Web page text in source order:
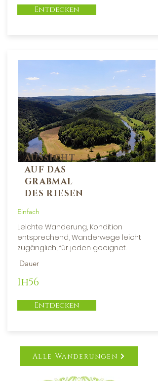
Entdecken
AUSSICHT
AUF DAS
GRABMAL
DES RIESEN
Einfach
Leichte Wanderung, Kondition
entsprechend, Wanderwege leicht
zugänglich, für jeden geeignet.
Dauer
1h56
Entdecken
Alle Wanderungen